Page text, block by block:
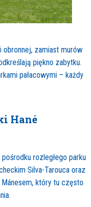
obronnej, zamiast murów
piękno zabytku.
pałacowymi – każdy
Hané
rozległego parku
Silva-Tarouca oraz
który tu często